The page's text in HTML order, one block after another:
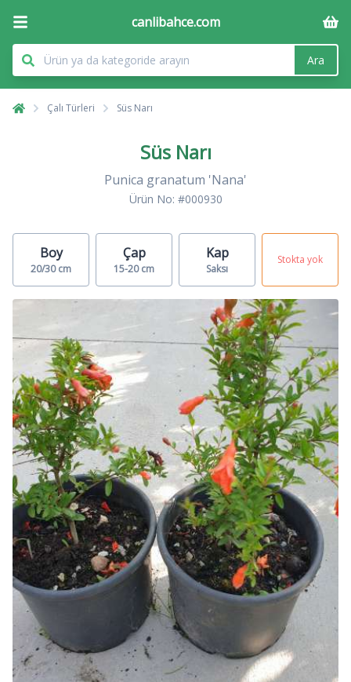
canlibahce.com
Ara
Çalı Türleri Süs Narı
Süs Narı
Punica granatum 'Nana'
Ürün No: #000930
Boy
20/30 cm
Çap
15-20 cm
Kap
Saksı
Stokta yok